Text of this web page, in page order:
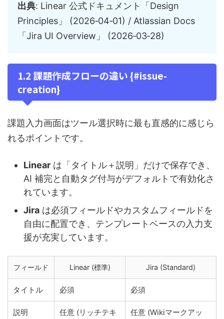
出典: Linear 公式ドキュメント「Design
Principles」 (2026‑04‑01) / Atlassian Docs
「Jira UI Overview」 (2026‑03‑28)
1.2 課題作成フローの違い {#issue-
creation}
課題入力画面はツール選択時に最も直感的に感じら
れるポイントです。
Linear は「タイトル＋説明」だけで保存でき、
AI 補完と自動タグ付与がデフォルトで有効化さ
れています。
Jira は必須フィールドやカスタムフィールドを
自由に配置でき、テンプレートベースの入力支
援が充実しています。
フィールド Linear (標準) Jira (Standard)
タイトル 必須 必須
説明
任意 (リッチテキ
任意 (Wikiマークアッ